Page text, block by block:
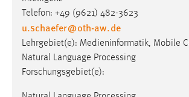
Natural Language Processing
Forschungsgebiet(e):
Natural Language Processing